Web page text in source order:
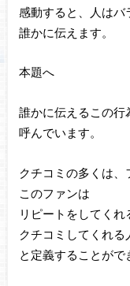
感動すると、人はバ
誰かに伝えます。
本題へ
誰かに伝えるこの行
呼んでいます。
クチコミの多くは、
このファンは
リピートをしてくれ
クチコミしてくれる
と定義することがで